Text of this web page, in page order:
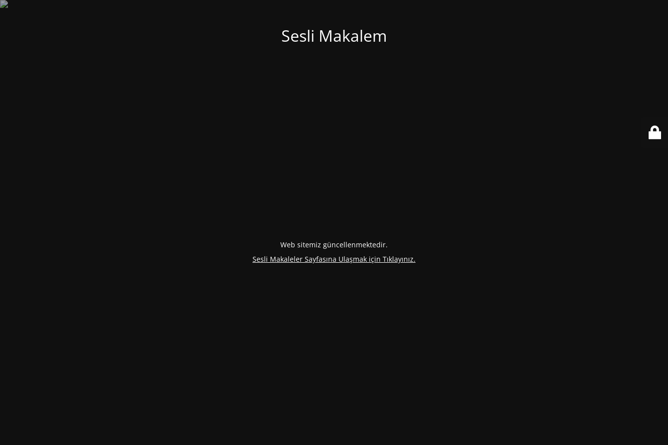
Sesli Makalem
Web sitemiz güncellenmektedir.
Sesli Makaleler Sayfasına Ulaşmak için Tıklayınız.